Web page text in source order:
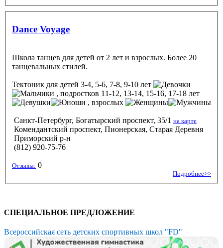
Dance Voyage
Школа танцев для детей от 2 лет и взрослых. Более 20
танцевальных стилей.
Тектоник для детей 3-4, 5-6, 7-8, 9-10 лет
, подростков 11-12, 13-14, 15-16, 17-18 лет
, взрослых
Санкт-Петербург, Богатырский проспект, 35/1 на карте
Комендантский проспект, Пионерская, Старая Деревня
Приморский р-н
(812) 920-75-76
Отзывы: 0
Подробнее>>
СПЕЦИАЛЬНОЕ ПРЕДЛОЖЕНИЕ
Всероссийская сеть детских спортивных школ "FD"